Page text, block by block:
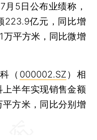
月5日公布业绩称，
223.9亿元，同比增
万平方米，同比微增
（ 000002.SZ ）相
半年实现销售金额
方米，同比分别增